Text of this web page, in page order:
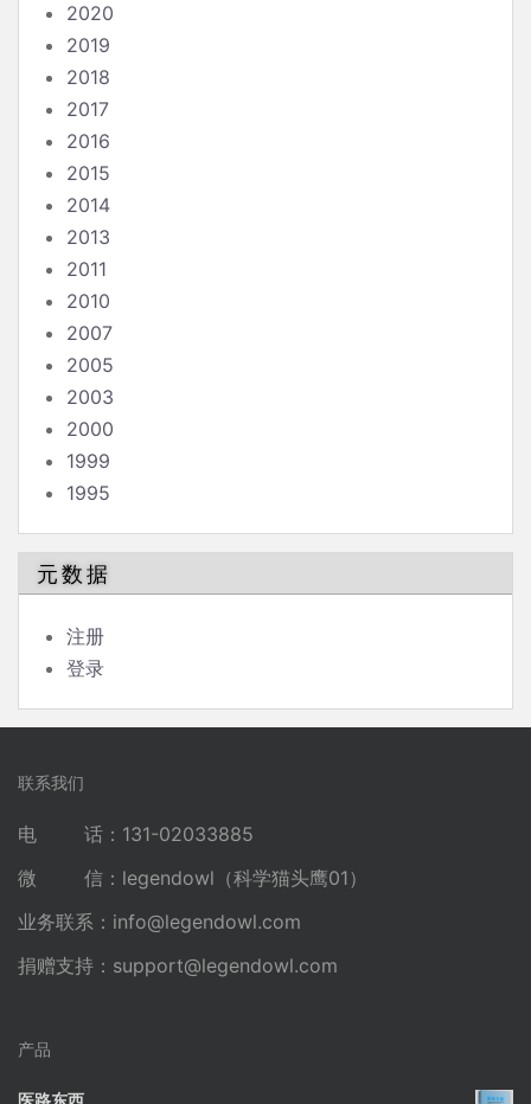
2020
2019
2018
2017
2016
2015
2014
2013
2011
2010
2007
2005
2003
2000
1999
1995
元数据
注册
登录
联系我们
电 话：131-02033885
微 信：legendowl（科学猫头鹰01）
业务联系： info@legendowl.com
捐赠支持： support@legendowl.com
产品
医路东西